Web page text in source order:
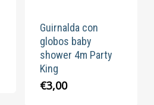
Guirnalda con
globos baby
shower 4m Party
King
€3,00